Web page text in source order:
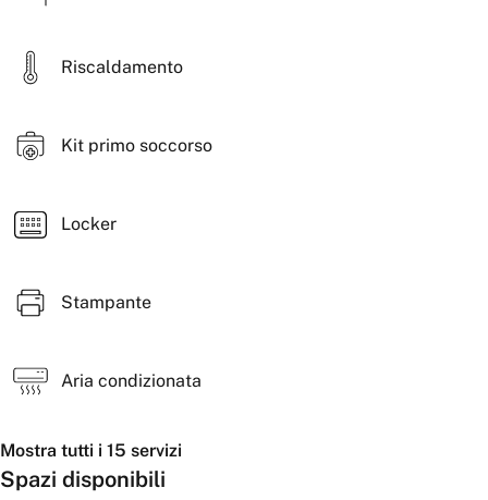
Riscaldamento
Kit primo soccorso
Locker
Stampante
Aria condizionata
Mostra tutti i 15 servizi
Spazi disponibili